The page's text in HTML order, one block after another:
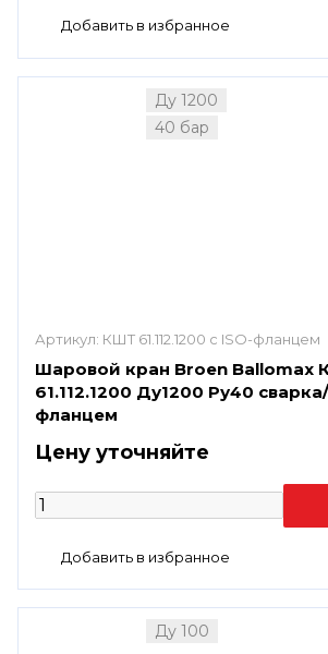
Ду 1200
40 бар
Артикул: КШТ 61.112.1200 с ISO-фланцем
Шаровой кран Broen Ballomax
61.112.1200 Ду1200 Ру40
фланцем
Цену уточняйте
Ду 100